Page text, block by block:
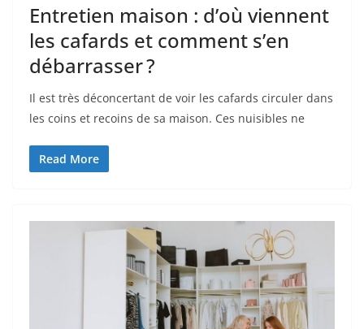
Entretien maison : d’où viennent
les cafards et comment s’en
débarrasser ?
Il est très déconcertant de voir les cafards circuler dans
les coins et recoins de sa maison. Ces nuisibles ne
Read More